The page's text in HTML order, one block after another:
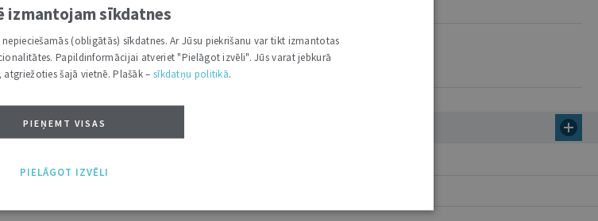
izmantojam sīkdatnes
(obligātās) sīkdatnes. Ar Jūsu piekrišanu var tikt izmantotas
Papildinformācijai atveriet "Pielāgot izvēli". Jūs varat jebkurā
šajā vietnē. Plašāk – sīkdatņu politikā.
PIEŅEMT VISAS
PIELĀGOT IZVĒLI